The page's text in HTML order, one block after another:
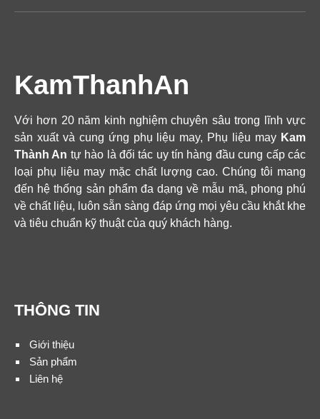
KamThanhAn
Với hơn 20 năm kinh nghiệm chuyên sâu trong lĩnh vực
sản xuất và cung ứng phụ liệu may, Phụ liệu may Kam
Thành An tự hào là đối tác uy tín hàng đầu cung cấp các
loại phụ liệu may mặc chất lượng cao. Chúng tôi mang
đến hệ thống sản phẩm đa dạng về mẫu mã, phong phú
về chất liệu, luôn sẵn sàng đáp ứng mọi yêu cầu khắt khe
và tiêu chuẩn kỹ thuật của quý khách hàng.
THÔNG TIN
Giới thiệu
Sản phẩm
Liên hệ